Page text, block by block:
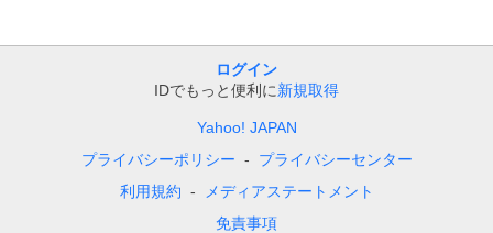
ログイン
IDでもっと便利に新規取得
Yahoo! JAPAN
プライバシーポリシー
プライバシーセンター
利用規約
メディアステートメント
免責事項